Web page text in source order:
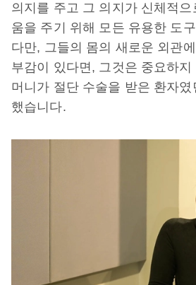
의지를 주고 그 의지가 신체적
움을 주기 위해 모든 유용한 도
다만, 그들의 몸의 새로운 외관
부감이 있다면, 그것은 중요하
머니가 절단 수술을 받은 환자
했습니다.